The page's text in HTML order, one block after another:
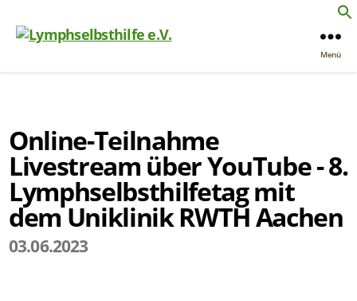
Menü
Online-Teilnahme
Livestream über YouTube - 8.
Lymphselbsthilfetag mit
dem Uniklinik RWTH Aachen
03.06.2023